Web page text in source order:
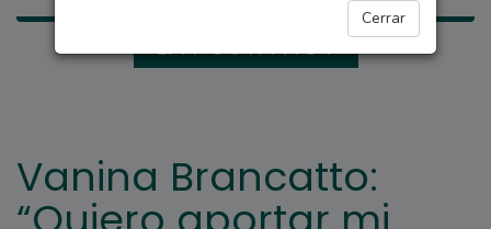
Cerrar
LA POSTA HOY
Vanina Brancatto: